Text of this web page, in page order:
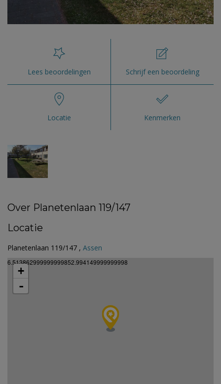
Lees beoordelingen Schrijf een beoordeling
Locatie Kenmerken
Over Planetenlaan 119/147
Locatie
Planetenlaan 119/147 , Assen
6.513862999999999852.994149999999998
+
-